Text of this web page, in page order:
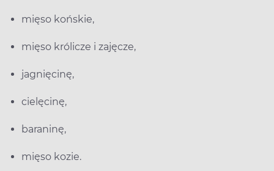
mięso końskie,
mięso królicze i zajęcze,
jagnięcinę,
cielęcinę,
baraninę,
mięso kozie.